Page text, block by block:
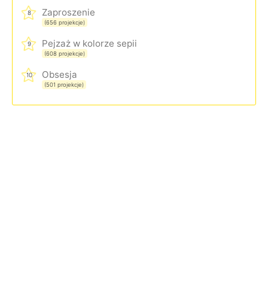
8 Zaproszenie
(656 projekcje)
9 Pejzaż w kolorze sepii
(608 projekcje)
10 Obsesja
(501 projekcje)